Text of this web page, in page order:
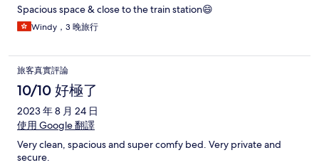
Spacious space & close to the train station😄
Windy，3 晚旅行
旅客真實評論
10/10 好極了
2023 年 8 月 24 日
使用 Google 翻譯
Very clean, spacious and super comfy bed. Very private and
secure.